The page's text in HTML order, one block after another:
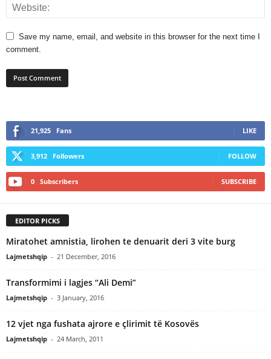
Save my name, email, and website in this browser for the next time I
comment.
21,925 Fans LIKE
3,912 Followers FOLLOW
0 Subscribers SUBSCRIBE
EDITOR PICKS
Miratohet amnistia, lirohen te denuarit deri 3 vite burg
Lajmetshqip - 21 December, 2016
Transformimi i lagjes “Ali Demi”
Lajmetshqip - 3 January, 2016
12 vjet nga fushata ajrore e çlirimit të Kosovës
Lajmetshqip - 24 March, 2011